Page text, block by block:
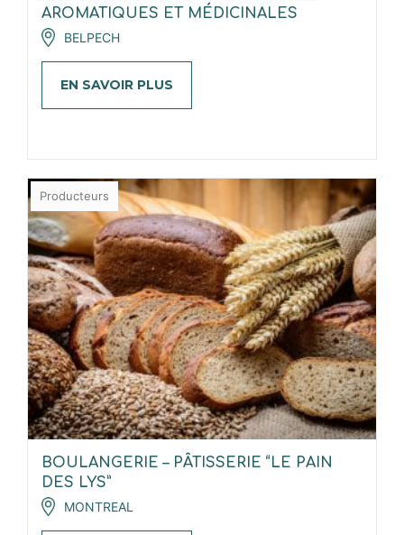
AROMATIQUES ET MÉDICINALES
BELPECH
EN SAVOIR PLUS
Producteurs
BOULANGERIE – PÂTISSERIE “LE PAIN
DES LYS”
MONTREAL